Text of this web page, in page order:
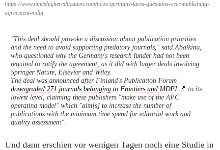
https://www.timeshighereducation.com/news/germany-faces-questions-over-publishing-
agreement-mdpi
"This deal should provoke a discussion about publication priorities
and the need to avoid supporting predatory journals," said Abalkina,
who questioned why the Germany's research funder had not been
required to ratify the agreement, as it did with larger deals involving
Springer Nature, Elsevier and Wiley.
The deal was announced after Finland's Publication Forum
downgraded 271 journals belonging to Frontiers and MDPI
to its
lowest level, claiming these publishers "make use of the APC
operating model" which "aim[s] to increase the number of
publications with the minimum time spend for editorial work and
quality assessment".
Und dann erschien vor wenigen Tagen noch eine Studie in